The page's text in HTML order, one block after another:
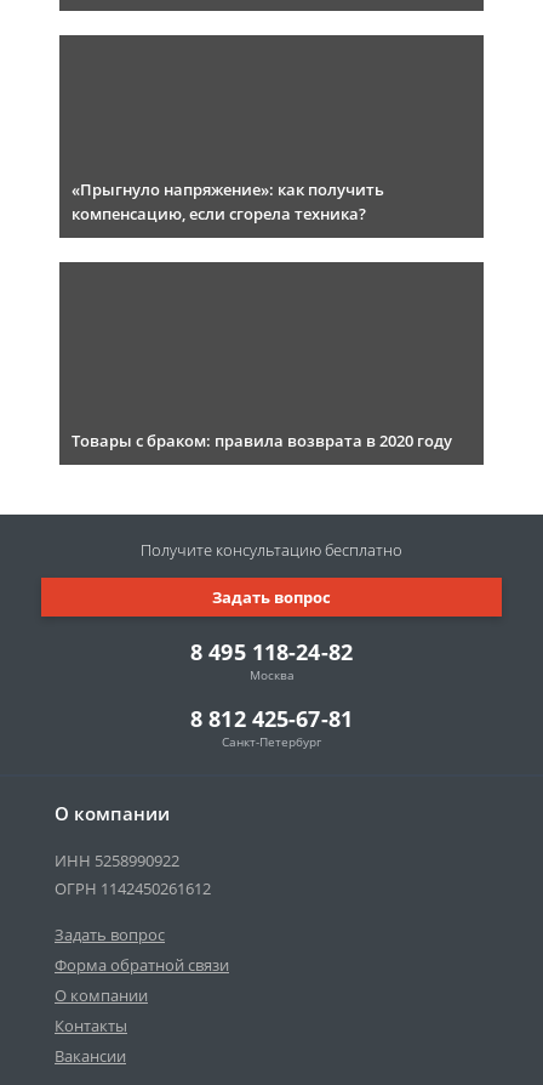
«Прыгнуло напряжение»: как получить
компенсацию, если сгорела техника?
Товары с браком: правила возврата в 2020 году
О компании
ИНН 5258990922
ОГРН 1142450261612
Задать вопрос
Форма обратной связи
О компании
Контакты
Вакансии
8 495 118-24-82
Москва
8 812 425-67-81
Санкт-Петербург
Задать вопрос
Получите консультациюбесплатно